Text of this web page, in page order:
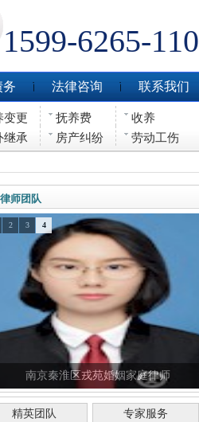
1599-6265-110
务 法律咨询 联系我们
变更 抚养费
收养
继承 房产纠纷 劳动工伤
律师团队
南京秦淮区戎苑婚姻家庭律师
2 3 4
精英团队 专家服务